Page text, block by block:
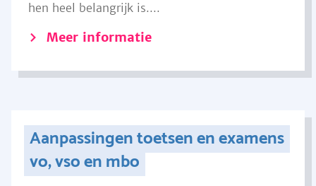
hen heel belangrijk is....
Meer informatie
Aanpassingen toetsen en examens
vo, vso en mbo